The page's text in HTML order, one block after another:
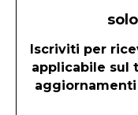
Iscriviti per
applicabile sul